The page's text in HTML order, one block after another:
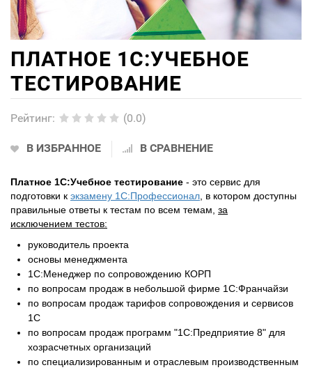
ПЛАТНОЕ 1С:УЧЕБНОЕ
ТЕСТИРОВАНИЕ
Рейтинг: (0.0)
В ИЗБРАННОЕ В СРАВНЕНИЕ
Платное 1С:Учебное тестирование - это сервис для
подготовки к экзамену 1С:Профессионал , в котором доступны
правильные ответы к тестам по всем темам, за
исключением тестов:
руководитель проекта
основы менеджмента
1С:Менеджер по сопровождению КОРП
по вопросам продаж в небольшой фирме 1С:Франчайзи
по вопросам продаж тарифов сопровождения и сервисов
1С
по вопросам продаж программ "1С:Предприятие 8" для
хозрасчетных организаций
по специализированным и отраслевым производственным